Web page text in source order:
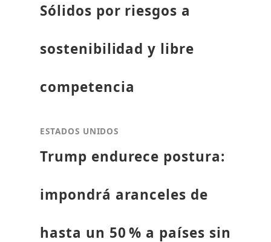
Sólidos por riesgos a
sostenibilidad y libre
competencia
ESTADOS UNIDOS
Trump endurece postura:
impondrá aranceles de
hasta un 50 % a países sin